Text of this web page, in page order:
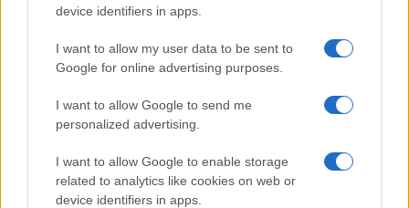
device identifiers in apps.
I want to allow my user data to be sent to
Google for online advertising purposes.
I want to allow Google to send me
personalized advertising.
I want to allow Google to enable storage
related to analytics like cookies on web or
device identifiers in apps.
Το Ιράν προειδοποιεί
για μαζικές επιθέσεις
τις χώρες του Κόλπου